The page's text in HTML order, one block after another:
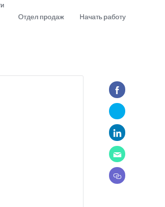
Отдел продаж
Начать работу